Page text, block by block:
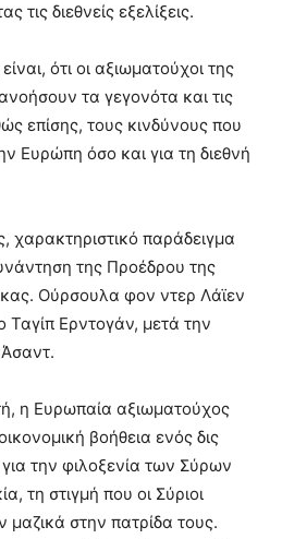
τις διεθνείς εξελίξεις.
ότι οι αξιωματούχοι της
τα γεγονότα και τις
επίσης, τους κινδύνους που
Ευρώπη όσο και για τη διεθνή
χαρακτηριστικό παράδειγμα
της Προέδρου της
Ούρσουλα φον ντερ Λάϊεν
Ερντογάν, μετά την
η Ευρωπαία αξιωματούχος
βοήθεια ενός δις
την φιλοξενία των Σύρων
τη στιγμή που οι Σύριοι
στην πατρίδα τους.